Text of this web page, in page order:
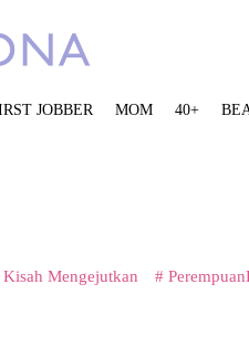
JOBBER MOM 40+
Kisah Mengejutkan #